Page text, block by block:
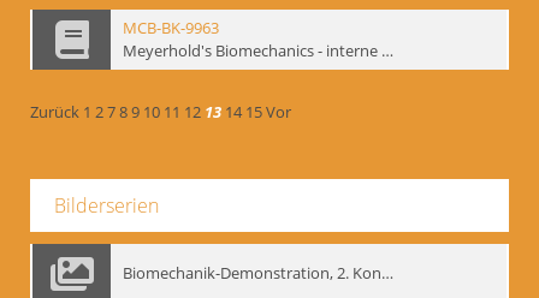
MCB-BK-9963
Meyerhold's Biomechanics - interne Signatur: BM-prt-149b
Zurück 1 2789 10 11 12 13 14 15Vor
Bilderserien
Biomechanik-Demonstration, 2. Kongress der EMF, Mai 1995